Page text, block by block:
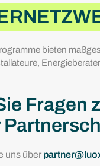
bieten
Fragen
uns über